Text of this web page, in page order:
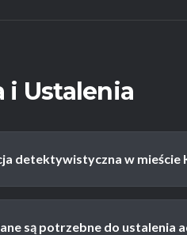
i Ustalenia
detektywistyczna w mieście
są potrzebne do ustalenia